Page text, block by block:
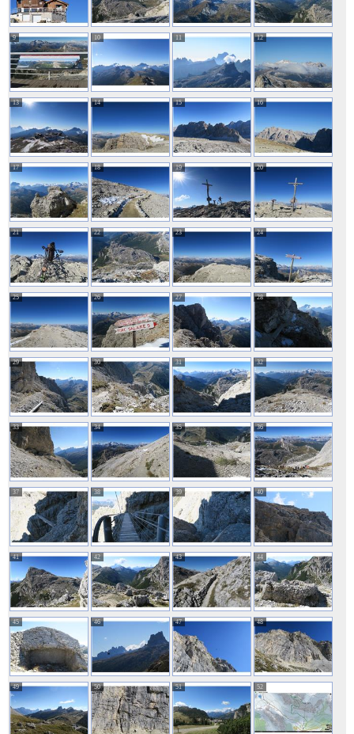
9 10 11 12
13 14 15 16
17 18 19 20
21 22 23 24
25 26 27 28
29 30 31 32
33 34 35 36
37 38 39 40
41 42 43 44
45 46 47 48
49 50 51 52